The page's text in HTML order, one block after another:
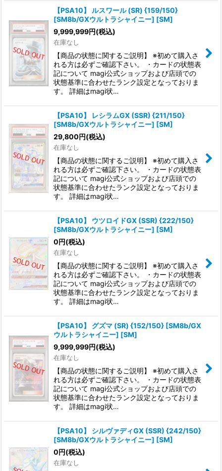
【PSA10】 ルスワール (SR) {159/150}
[SM8b/GXウルトラシャイニー] [SM]
9,999,999円(税込)
在庫なし
【商品の状態に関するご説明】 ※初めて購入さ
れる方は必ずご確認下さい。 ・カードの状態表
記について magi公式ショップおよび店頭での
状態基準に合わせたランク設定となっておりま
す。 詳細はmagi状…
【PSA10】 レシラムGX (SSR) {211/150}
[SM8b/GXウルトラシャイニー] [SM]
29,800円(税込)
在庫なし
【商品の状態に関するご説明】 ※初めて購入さ
れる方は必ずご確認下さい。 ・カードの状態表
記について magi公式ショップおよび店頭での
状態基準に合わせたランク設定となっておりま
す。 詳細はmagi状…
【PSA10】 ウツロイドGX (SSR) {222/150}
[SM8b/GXウルトラシャイニー] [SM]
0円(税込)
在庫なし
【商品の状態に関するご説明】 ※初めて購入さ
れる方は必ずご確認下さい。 ・カードの状態表
記について magi公式ショップおよび店頭での
状態基準に合わせたランク設定となっておりま
す。 詳細はmagi状…
【PSA10】 グズマ (SR) {152/150} [SM8b/GX
ウルトラシャイニー] [SM]
9,999,999円(税込)
在庫なし
【商品の状態に関するご説明】 ※初めて購入さ
れる方は必ずご確認下さい。 ・カードの状態表
記について magi公式ショップおよび店頭での
状態基準に合わせたランク設定となっておりま
す。 詳細はmagi状…
【PSA10】 シルヴァディGX (SSR) {242/150}
[SM8b/GXウルトラシャイニー] [SM]
0円(税込)
在庫なし